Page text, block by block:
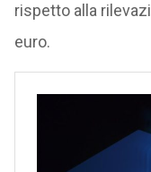
rispetto alla
euro.